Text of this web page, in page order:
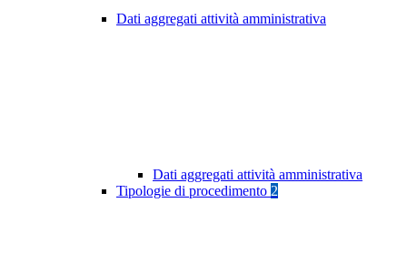
Dati aggregati attività amministrativa
Dati aggregati attività amministrativa
Tipologie di procedimento 2